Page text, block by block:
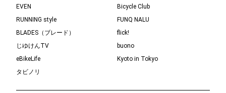
EVEN
Bicycle Club
RUNNING style
FUNQ NALU
BLADES（ブレード）
flick!
じゆけんTV
buono
eBikeLife
Kyoto in Tokyo
タビノリ